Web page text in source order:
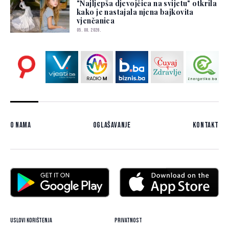
"Najljepša djevojčica na svijetu" otkrila
kako je nastajala njena bajkovita
vjenčanica
05. 08. 2026.
O nama Oglašavanje Kontakt
Uslovi korištenja Privatnost